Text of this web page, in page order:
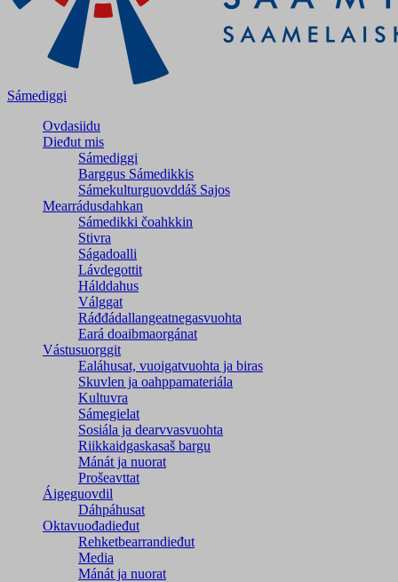
Sámediggi
Ovdasiidu
Dieđut mis
Sámediggi
Barggus Sámedikkis
Sámekulturguovddáš Sajos
Mearrádusdahkan
Sámedikki čoahkkin
Stivra
Ságadoalli
Lávdegottit
Hálddahus
Válggat
Ráđđádallangeatnegas­vuohta
Eará doaibmaorgánat
Vástusuorggit
Ealáhusat, vuoigatvuohta ja biras
Skuvlen ja oahppamateriála
Kultuvra
Sámegielat
Sosiála ja dearvvasvuohta
Riikkaidgaskasaš bargu
Mánát ja nuorat
Prošeavttat
Áigeguovdil
Dáhpáhusat
Oktavuođadieđut
Rehketbearrandieđut
Media
Mánát ja nuorat